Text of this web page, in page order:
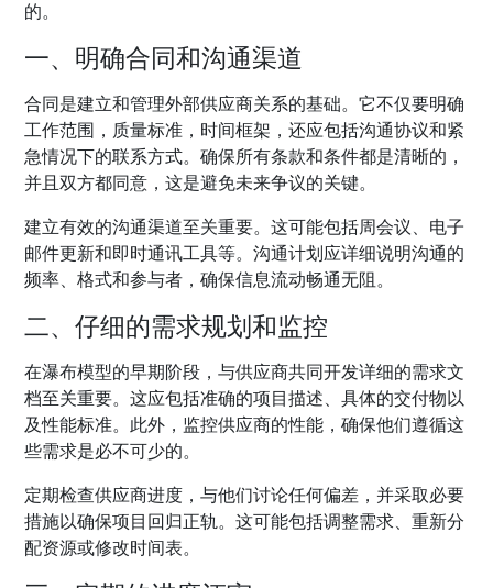
的。
一、明确合同和沟通渠道
合同是建立和管理外部供应商关系的基础。它不仅要明确
工作范围，质量标准，时间框架，还应包括沟通协议和紧
急情况下的联系方式。确保所有条款和条件都是清晰的，
并且双方都同意，这是避免未来争议的关键。
建立有效的沟通渠道至关重要。这可能包括周会议、电子
邮件更新和即时通讯工具等。沟通计划应详细说明沟通的
频率、格式和参与者，确保信息流动畅通无阻。
二、仔细的需求规划和监控
在瀑布模型的早期阶段，与供应商共同开发详细的需求文
档至关重要。这应包括准确的项目描述、具体的交付物以
及性能标准。此外，监控供应商的性能，确保他们遵循这
些需求是必不可少的。
定期检查供应商进度，与他们讨论任何偏差，并采取必要
措施以确保项目回归正轨。这可能包括调整需求、重新分
配资源或修改时间表。